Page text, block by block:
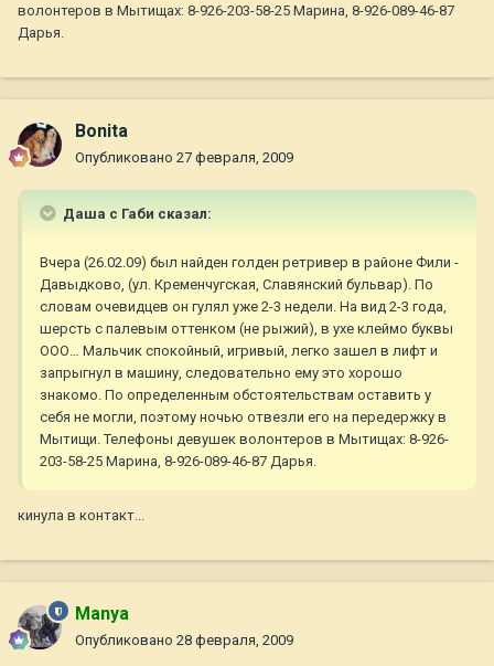
волонтеров в Мытищах: 8-926-203-58-25 Марина, 8-926-089-46-87
Дарья.
Bonita
Опубликовано 27 февраля, 2009
Даша с Габи сказал:
Вчера (26.02.09) был найден голден ретривер в районе Фили -
Давыдково, (ул. Кременчугская, Славянский бульвар). По
словам очевидцев он гулял уже 2-3 недели. На вид 2-3 года,
шерсть с палевым оттенком (не рыжий), в ухе клеймо буквы
ООО… Мальчик спокойный, игривый, легко зашел в лифт и
запрыгнул в машину, следовательно ему это хорошо
знакомо. По определенным обстоятельствам оставить у
себя не могли, поэтому ночью отвезли его на передержку в
Мытищи. Телефоны девушек волонтеров в Мытищах: 8-926-
203-58-25 Марина, 8-926-089-46-87 Дарья.
кинула в контакт...
Manya
Опубликовано 28 февраля, 2009